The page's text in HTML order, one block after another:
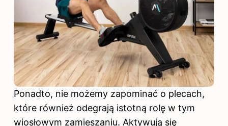
Ponadto, nie możemy zapominać o plecach,
które również odegrają istotną rolę w tym
wiosłowym zamieszaniu. Aktywują się